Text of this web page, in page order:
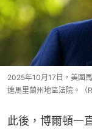
2025年10月17日，美國
達馬里蘭州地區法院。（
此後，博爾頓一